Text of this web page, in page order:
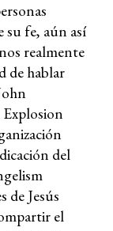
su fe, aún así
realmente
de hablar
Explosion
del
de Jesús
el